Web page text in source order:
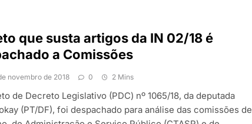
que susta artigos da IN 02/18 é
a Comissões
novembro de 2018 0 2 Mins
de Decreto Legislativo (PDC) nº 1065/18, da deputada
(PT/DF), foi despachado para análise das comissões de